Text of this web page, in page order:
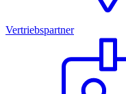
Vertriebspartner